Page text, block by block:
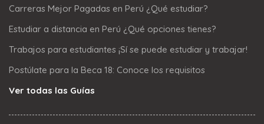
Carreras Mejor Pagadas en Perú ¿Qué estudiar?
Estudiar a distancia en Perú ¿Qué opciones tienes?
Trabajos para estudiantes ¡Sí se puede estudiar y trabajar!
Postúlate para la Beca 18: Conoce los requisitos
Ver todas las Guías